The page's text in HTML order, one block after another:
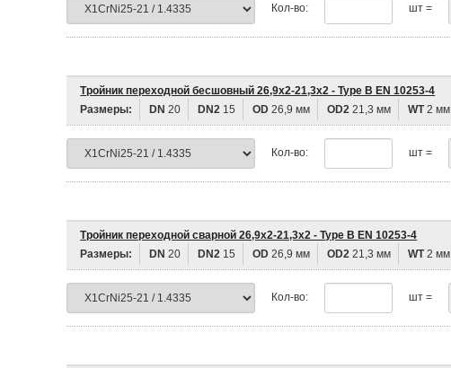
Кол-во: шт =
Тройник переходной бесшовный 26,9х2-21,3х2 - Type B EN 10253-4
Размеры:
DN 20 DN2 15 OD 26,9 мм OD2 21,3 мм WT2 мм
Кол-во: шт =
Тройник переходной сварной 26,9х2-21,3х2 - Type B EN 10253-4
Размеры:
DN 20 DN2 15 OD 26,9 мм OD2 21,3 мм WT2 мм
Кол-во: шт =